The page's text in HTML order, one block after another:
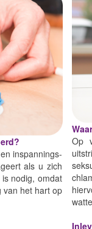
inspannings-
als u zich
nodig, omdat
van het hart op
Op